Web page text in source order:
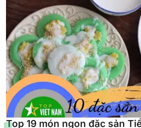
Top 19 món ngon đặc sản